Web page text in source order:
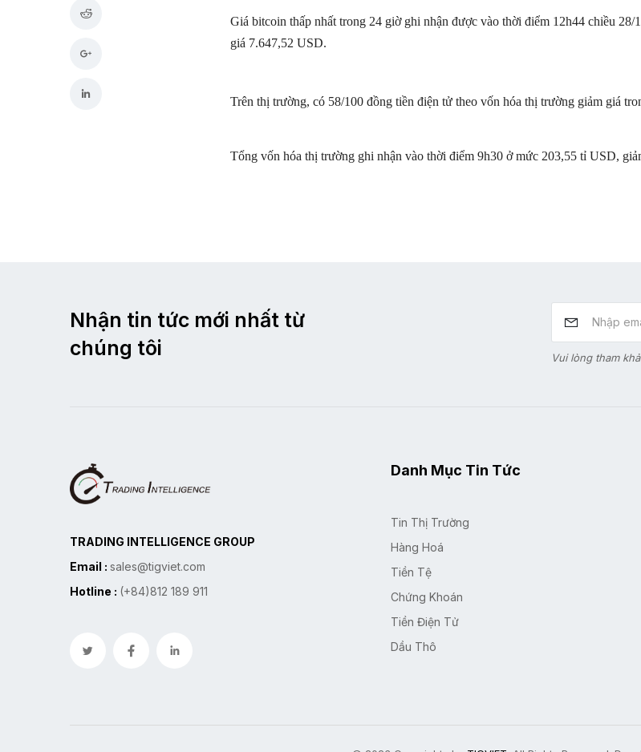
Giá bitcoin thấp nhất trong 24 giờ ghi nhận được vào thời điểm 12h44 chiều
giá 7.647,52 USD.
Trên thị trường, có 58/100 đồng tiền điện tử theo vốn hóa thị trường giảm giá
Tổng vốn hóa thị trường ghi nhận vào thời điểm 9h30 ở mức 203,55 tỉ USD,
Nhận tin tức mới nhất từ
chúng tôi
Vui lòng tham
TRADING INTELLIGENCE GROUP
Email : sales@tigviet.com
Hotline : (+84)812 189 911
Danh Mục Tin Tức
Tin Thị Trường
Hàng Hoá
Tiền Tệ
Chứng Khoán
Tiền Điện Tử
Dầu Thô